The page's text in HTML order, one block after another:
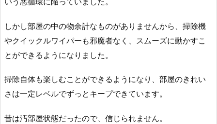
しかし部屋の中の物余計なものがありませんから、掃除機
やクイックルワイパーも邪魔者なく、スムーズに動かすこ
とができるようになりました。
掃除自体も楽しむことができるようになり、部屋のきれい
さは一定レベルでずっとキープできています。
昔は汚部屋状態だったので、信じられません。